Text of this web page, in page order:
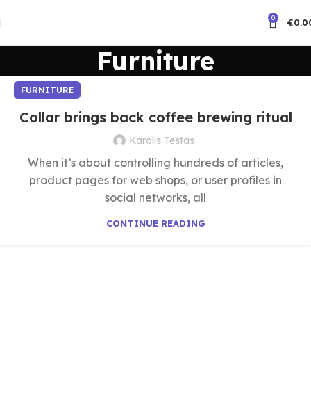
0 €
Furniture
FURNITURE
Collar brings back coffee brewing ritual
Karolis Testas
When it’s about controlling hundreds of articles,
product pages for web shops, or user profiles in
social networks, all
CONTINUE READING